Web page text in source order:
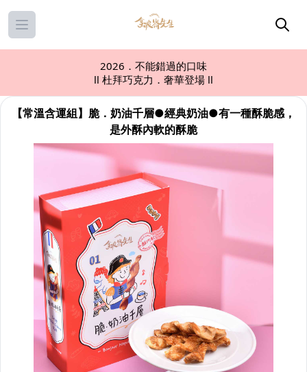
Open main menu
2026．不能錯過的口味
ll 杜拜巧克力．奢華登場 ll
【常溫含運組】脆．奶油千層●經典奶油●有一種酥脆感，
是外酥內軟的酥脆